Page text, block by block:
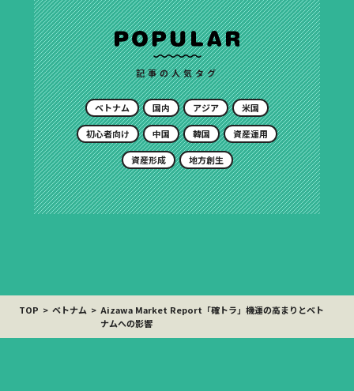
記事の人気タグ
ベトナム 国内 アジア 米国
初心者向け 中国 韓国 資産運用
資産形成 地方創生
TOP ベトナム
Aizawa Market Report「確トラ」機運の高まりとベト
ナムへの影響